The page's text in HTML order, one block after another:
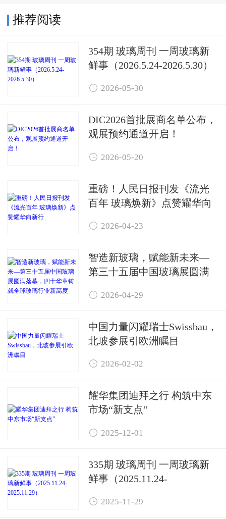
推荐阅读
354期 玻璃周刊 一周玻璃新
鲜事（2026.5.24-2026.5.30）
 2026-05-30
DIC2026首批展商名单公布，
观展预约通道开启！
 2026-05-20
重磅！人民日报刊发《流光
百年 玻璃焕新》点赞耀华向
 2026-04-23
智造新玻璃，赋能新未来—
第三十五届中国玻璃展圆满
璃行业新高度
 2026-04-29
中国力量闪耀瑞士Swissbau，
北玻参展引欧洲瞩目
 2026-02-02
耀华集团迪拜之行 构筑中东
市场“新支点”
 2025-12-01
335期 玻璃周刊 一周玻璃新
鲜事（2025.11.24-
 2025-11-29